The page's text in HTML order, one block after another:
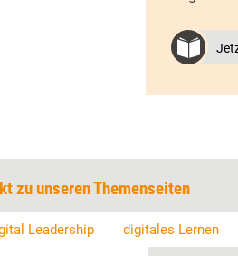
zu unseren Themenseiten
Leadership digitales Lernen